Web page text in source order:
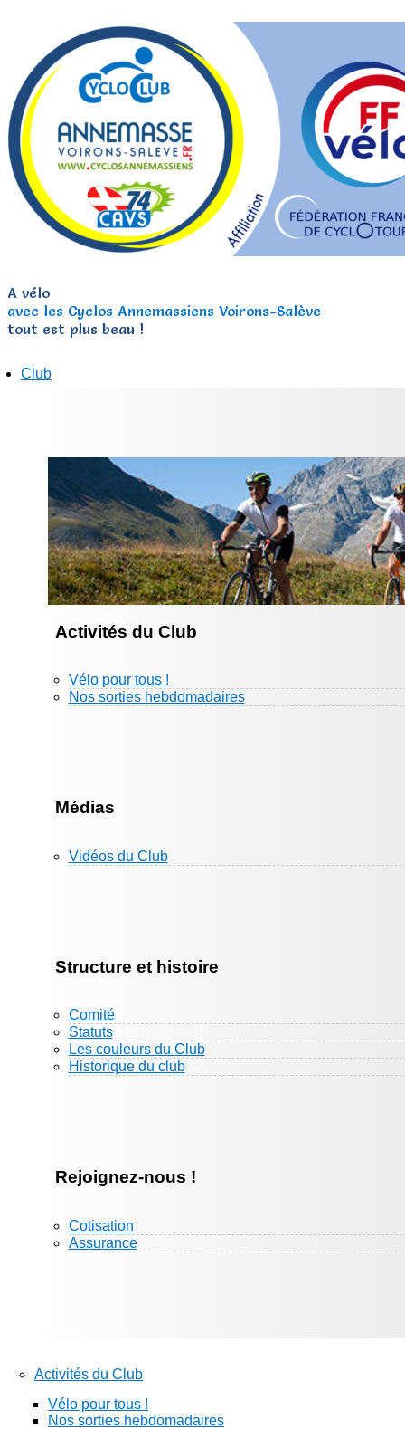
A vélo
avec les Cyclos Annemassiens Voirons-Salève
tout est plus beau !
Club
Activités du Club
Vélo pour tous !
Nos sorties hebdomadaires
Médias
Vidéos du Club
Structure et histoire
Comité
Statuts
Les couleurs du Club
Historique du club
Rejoignez-nous !
Cotisation
Assurance
Activités du Club
Vélo pour tous !
Nos sorties hebdomadaires